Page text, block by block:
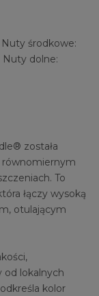
środkowe:
Nuty dolne:
została
równomiernym
To
łączy wysoką
otulającym
od lokalnych
kolor